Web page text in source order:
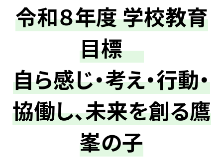
令和８年度 学校教育
目標
自ら感じ・考え・行動・
協働し、未来を創る鷹
峯の子